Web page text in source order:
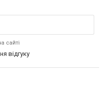
сайті
відгуку